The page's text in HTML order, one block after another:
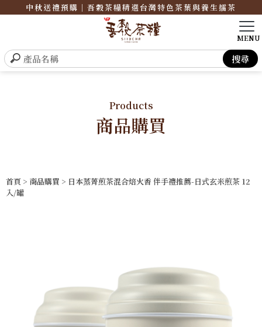
中秋送禮預購｜吾穀茶糧精選台灣特色茶葉與養生擂茶
Products
商品購買
首頁 > 商品購買 > 日本蒸菁煎茶混合焙火香 伴手禮推薦-日式玄米煎茶 12
入/罐